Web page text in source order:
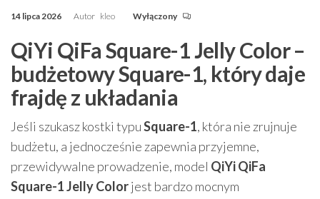
14 lipca 2026 Autor kleo Wyłączony
QiYi QiFa Square-1 Jelly Color –
budżetowy Square-1, który daje
frajdę z układania
Jeśli szukasz kostki typuSquare-1, która nie zrujnuje
budżetu, a jednocześnie zapewnia przyjemne,
przewidywalne prowadzenie, model QiYi QiFa
Square-1 Jelly Colorjest bardzo mocnym